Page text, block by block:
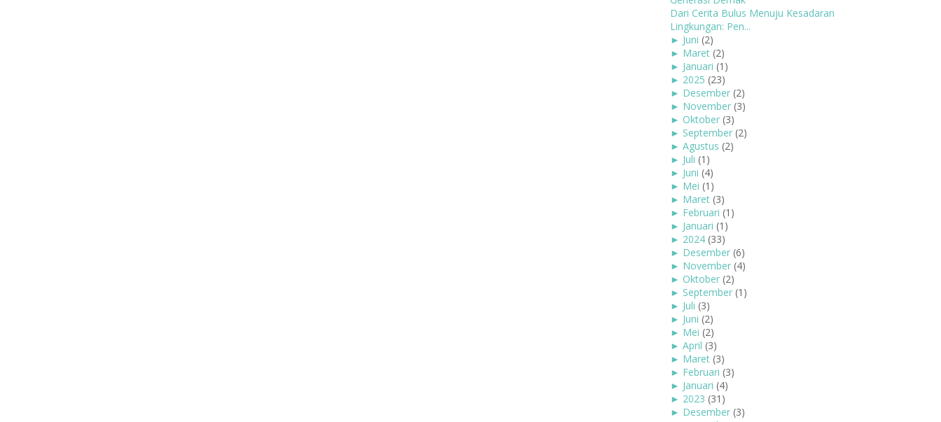
Dari Cerita Bulus Menuju Kesadaran
Lingkungan: Pen...
► Juni (2)
► Maret (2)
► Januari (1)
► 2025 (23)
► Desember (2)
► November (3)
► Oktober (3)
► September (2)
► Agustus (2)
► Juli (1)
► Juni (4)
► Mei (1)
► Maret (3)
► Februari (1)
► Januari (1)
► 2024 (33)
► Desember (6)
► November (4)
► Oktober (2)
► September (1)
► Juli (3)
► Juni (2)
► Mei (2)
► April (3)
► Maret (3)
► Februari (3)
► Januari (4)
► 2023 (31)
► Desember (3)